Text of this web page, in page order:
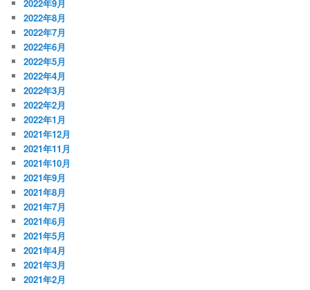
2022年9月
2022年8月
2022年7月
2022年6月
2022年5月
2022年4月
2022年3月
2022年2月
2022年1月
2021年12月
2021年11月
2021年10月
2021年9月
2021年8月
2021年7月
2021年6月
2021年5月
2021年4月
2021年3月
2021年2月